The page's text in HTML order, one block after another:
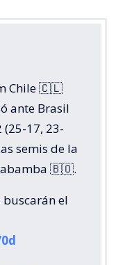
Chile 🇨🇱
ante Brasil
17, 23-
semis de la
🇧🇴.
buscarán el